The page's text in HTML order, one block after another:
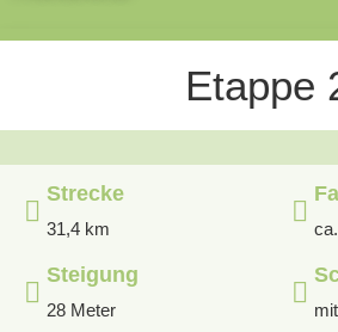
Etappe
Strecke
31,4 km
Steigung
28 Meter